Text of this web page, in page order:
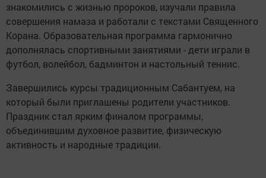
знакомились с жизнью пророков, изучали правила
совершения намаза и работали с текстами Священного
Корана. Образовательная программа гармонично
дополнялась спортивными занятиями - дети играли в
футбол, волейбол, бадминтон и настольный теннис.
Завершились курсы традиционным Сабантуем, на
который были приглашены родители участников.
Праздник стал ярким финалом программы,
объединившим духовное развитие, физическую
активность и народные традиции.